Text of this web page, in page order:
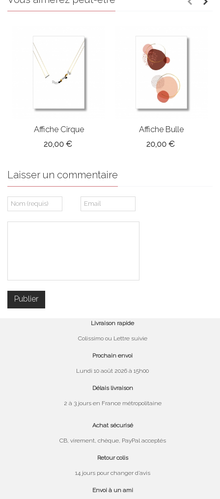
Affiche Cirque
20,00 €
Affiche Bulle
20,00 €
Laisser un commentaire
Livraison rapide
Colissimo ou Lettre suivie
Prochain envoi
Lundi 10 août 2026 à 15h00
Délais livraison
2 à 3 jours en France métropolitaine
Achat sécurisé
CB, virement, chèque, PayPal acceptés
Retour colis
14 jours pour changer d’avis
Envoi à un ami